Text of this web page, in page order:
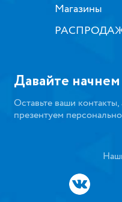
Магазины
Давайте
Оставьте ваши
презентуем